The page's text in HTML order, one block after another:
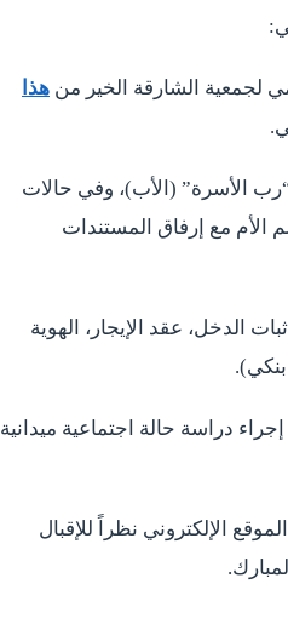
لجمعية الشارقة الخير من هذا
الأسرة” (الأب)، وفي حالات
الأم مع إرفاق المستندات
الدخل، عقد الإيجار، الهوية
دراسة حالة اجتماعية ميدانية
الإلكتروني نظراً للإقبال